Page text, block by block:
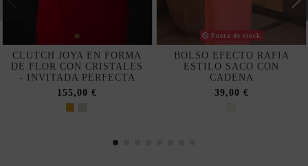
CLUTCH JOYA EN FORMA
DE FLOR CON CRISTALES
- INVITADA PERFECTA
155,00 €
Fuera de stock
BOLSO EFECTO RAFIA
ESTILO SACO CON
CADENA
39,00 €